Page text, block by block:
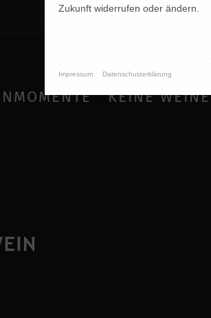
KEINE WEINE
Zukunft widerrufen oder ändern.
Impressum Datenschutzerklärung